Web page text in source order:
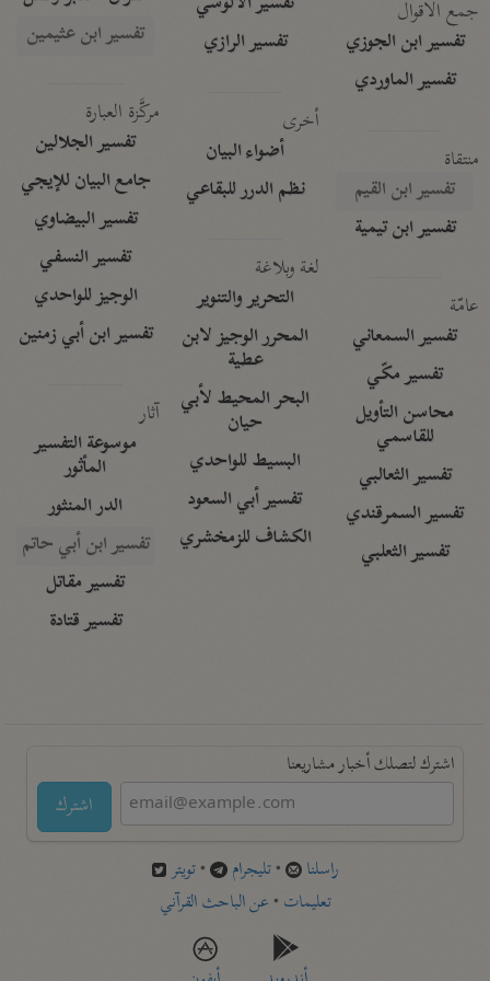
جمع الأقوال
تفسير ابن الجوزي
تفسير الماوردي
منتقاة
تفسير ابن القيم
تفسير ابن تيمية
عامّة
تفسير السمعاني
تفسير مكّي
محاسن التأويل
للقاسمي
تفسير الثعالبي
تفسير السمرقندي
تفسير الثعلبي
تفسير الرازي
أخرى
أضواء البيان
نظم الدرر للبقاعي
لغة وبلاغة
التحرير والتنوير
المحرر الوجيز لابن
عطية
البحر المحيط لأبي
حيان
البسيط للواحدي
تفسير أبي السعود
الكشاف للزمخشري
تفسير ابن عثيمين
مركَّزة العبارة
تفسير الجلالين
جامع البيان للإيجي
تفسير البيضاوي
تفسير النسفي
الوجيز للواحدي
تفسير ابن أبي زمنين
آثار
موسوعة التفسير
المأثور
الدر المنثور
تفسير ابن أبي حاتم
تفسير مقاتل
تفسير قتادة
اشترك لتصلك أخبار مشاريعنا
اشترك
راسلنا •تليجرام •تويتر
تعليمات •عن الباحث القرآني